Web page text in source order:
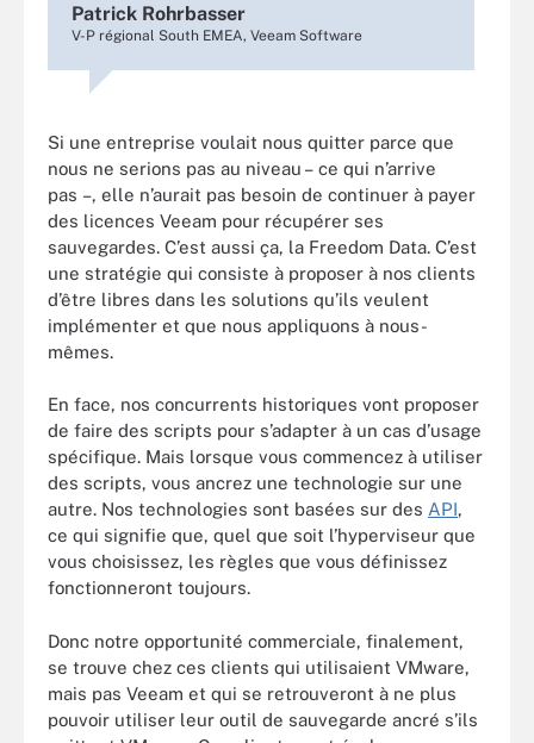
Patrick Rohrbasser
V-P régional South EMEA, Veeam Software
Si une entreprise voulait nous quitter parce que
nous ne serions pas au niveau – ce qui n’arrive
pas –, elle n’aurait pas besoin de continuer à payer
des licences Veeam pour récupérer ses
sauvegardes. C’est aussi ça, la Freedom Data. C’est
une stratégie qui consiste à proposer à nos clients
d’être libres dans les solutions qu’ils veulent
implémenter et que nous appliquons à nous-
mêmes.
En face, nos concurrents historiques vont proposer
de faire des scripts pour s’adapter à un cas d’usage
spécifique. Mais lorsque vous commencez à utiliser
des scripts, vous ancrez une technologie sur une
autre. Nos technologies sont basées sur des API,
ce qui signifie que, quel que soit l’hyperviseur que
vous choisissez, les règles que vous définissez
fonctionneront toujours.
Donc notre opportunité commerciale, finalement,
se trouve chez ces clients qui utilisaient VMware,
mais pas Veeam et qui se retrouveront à ne plus
pouvoir utiliser leur outil de sauvegarde ancré s’ils